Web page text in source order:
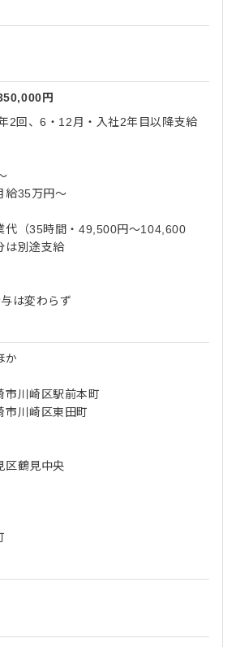
円
回、6・12月・入社2年目以降支給
給35万円～
代（35時間・49,500円～104,600
は別途支給
は変わらず
か
川崎区駅前本町
川崎区東田町
区鶴見中央